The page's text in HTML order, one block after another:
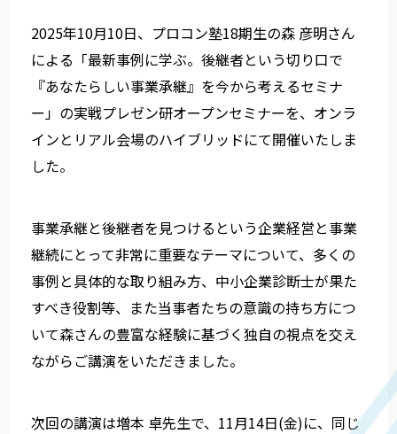
2025年10月10日、プロコン塾18期生の森 彦明さん
による「最新事例に学ぶ。後継者という切り口で
『あなたらしい事業承継』を今から考えるセミナ
ー」の実戦プレゼン研オープンセミナーを、オンラ
インとリアル会場のハイブリッドにて開催いたしま
した。
事業承継と後継者を見つけるという企業経営と事業
継続にとって非常に重要なテーマについて、多くの
事例と具体的な取り組み方、中小企業診断士が果た
すべき役割等、また当事者たちの意識の持ち方につ
いて森さんの豊富な経験に基づく独自の視点を交え
ながらご講演をいただきました。
次回の講演は増本 卓先生で、11月14日(金)に、同じ